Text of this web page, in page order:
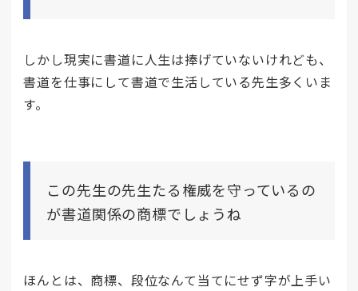
しかし現実に書道に人生は捧げていないけれども、
書道を仕事にして書道で生活している先生多くいま
す。
この先生の先生たる権威を守っているの
が書道関係の商標でしょうね
ほんとは、商標、段位なんて当てにせず字が上手い